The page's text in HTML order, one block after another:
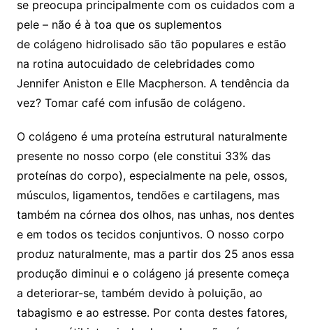
se preocupa principalmente com os cuidados com a
pele – não é à toa que os suplementos
de colágeno hidrolisado são tão populares e estão
na rotina autocuidado de celebridades como
Jennifer Aniston e Elle Macpherson. A tendência da
vez? Tomar café com infusão de colágeno.
O colágeno é uma proteína estrutural naturalmente
presente no nosso corpo (ele constitui 33% das
proteínas do corpo), especialmente na pele, ossos,
músculos, ligamentos, tendões e cartilagens, mas
também na córnea dos olhos, nas unhas, nos dentes
e em todos os tecidos conjuntivos. O nosso corpo
produz naturalmente, mas a partir dos 25 anos essa
produção diminui e o colágeno já presente começa
a deteriorar-se, também devido à poluição, ao
tabagismo e ao estresse. Por conta destes fatores,